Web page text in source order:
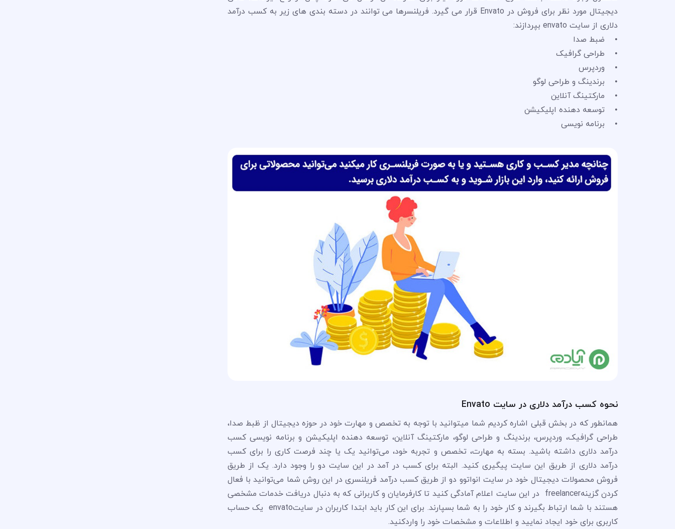
دیجیتال مورد نظر برای فروش در Envato قرار می گیرد. فریلنسرها می توانند در دسته بندی های زیر به کسب درآمد
دلاری از سایت envato بپردازند:
• ضبط صدا
• طراحی گرافیک
• وردپرس
• برندینگ و طراحی لوگو
• مارکتینگ آنلاین
• توسعه دهنده اپلیکیشن
• برنامه نویسی
نحوه کسب درآمد دلاری در سایت Envato
همانطور که در بخش قبلی اشاره کردیم شما میتوانید با توجه به تخصص و مهارت خود در حوزه دیجیتال از ظبط صدا،
طراحی گرافیک، وردپرس، برندینگ و طراحی لوگو، مارکتینگ آنلاین، توسعه دهنده اپلیکیشن و برنامه نویسی کسب
درآمد دلاری داشته باشید. بسته به مهارت،‌ تخصص‌ و تجربه خود، می‌توانید یک یا چند فرصت کاری را برای کسب
درآمد دلاری از طریق این سایت پیگیری کنید. البته برای کسب در آمد در این سایت دو را وجود دارد. یک از طریق
فروش محصولات دیجیتال خود در سایت انواتوو دو از طریق کسب درآمد فریلنسری در این روش شما می‌توانید با فعال
کردن گزینهfreelancer در این سایت اعلام آمادگی کنید تا کارفرمایان و کاربرانی که به دنبال دریافت خدمات مشخصی
هستند با شما ارتباط بگیرند و کار خود را به شما بسپارند. برای این کار باید ابتدا کاربران در سایتenvato یک حساب
کاربری برای خود ایجاد نمایید و اطلاعات و مشخصات خود را واردکنید.